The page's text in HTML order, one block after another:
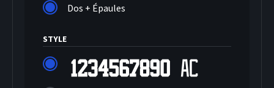
Dos + Épaules
STYLE